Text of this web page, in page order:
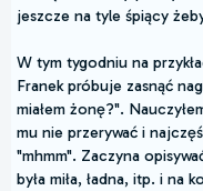
jeszcze na tyle śpiący
W tym tygodniu na
Franek próbuje zasnąć
miałem żonę?".
mu nie przerywać i
"mhmm". Zaczyna
była miła, ładna, itp. i na